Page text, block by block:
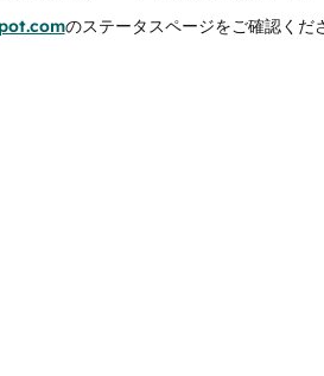
のステータスページをご確認くだ